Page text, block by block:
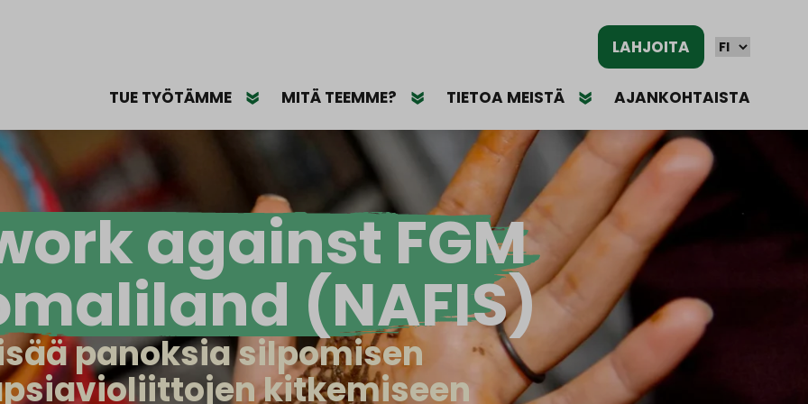
TUE TYÖTÄMME MITÄ TEEMME? TIETOA MEISTÄ AJANKOHTAISTA
LAHJOITA
against FGM
(NAFIS)
panoksia silpomisen
kitkemiseen